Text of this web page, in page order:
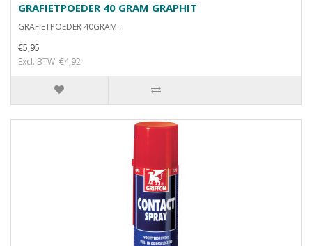
GRAFIETPOEDER 40 GRAM GRAPHIT
GRAFIETPOEDER 40GRAM..
€5,95
Excl. BTW: €4,92